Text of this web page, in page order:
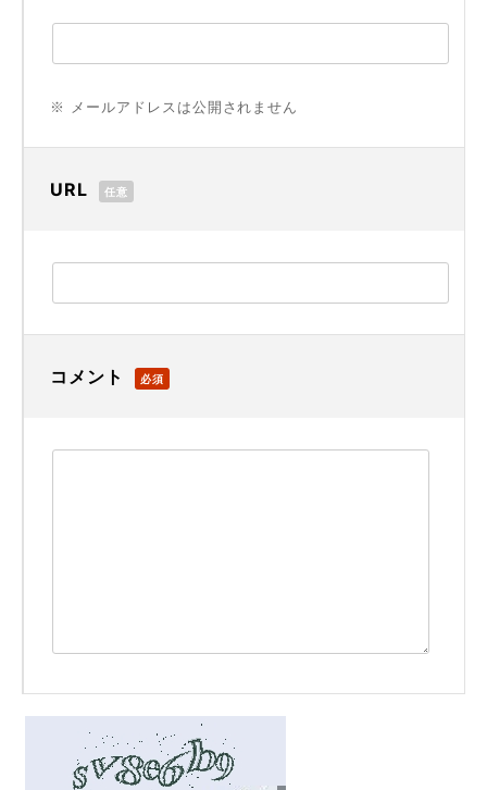
※ メールアドレスは公開されません
URL 任意
コメント 必須